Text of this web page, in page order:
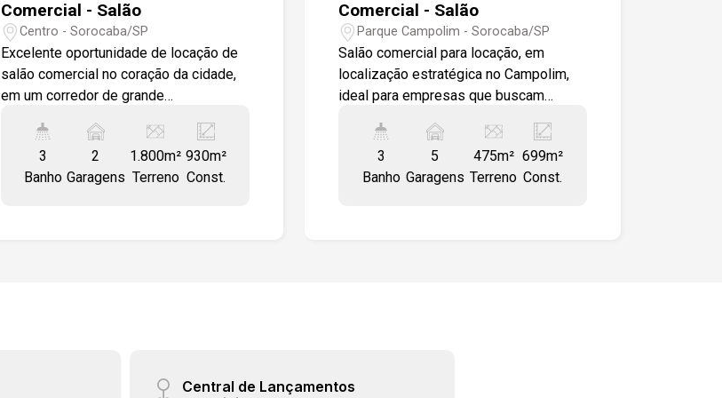
Comercial - Salão
Centro - Sorocaba/SP
Excelente oportunidade de locação de
salão comercial no coração da cidade,
em um corredor de grande
quem busca visibilidade e fácil acesso.
A localização estratégica oferece
proximidade a diversos comércios,
acessibilidade. O acesso é facilitado
3
Banho
2
Garagens
1.800m²
Terreno
930m²
Const.
Comercial - Salão
Parque Campolim - Sorocaba/SP
Salão comercial para locação, em
localização estratégica no Campolim,
ideal para empresas que buscam
conta com: -Salão amplo no térreo -
Salão no piso superior com a mesma
dimensão do térreo -Pé-direito de 4
Iguatemi Esplanada
3
Banho
5
Garagens
475m²
Terreno
699m²
Const.
Central de Lançamentos